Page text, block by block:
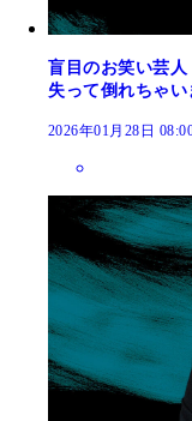
盲目のお笑い芸
失って倒れちゃい
2026年01月28日